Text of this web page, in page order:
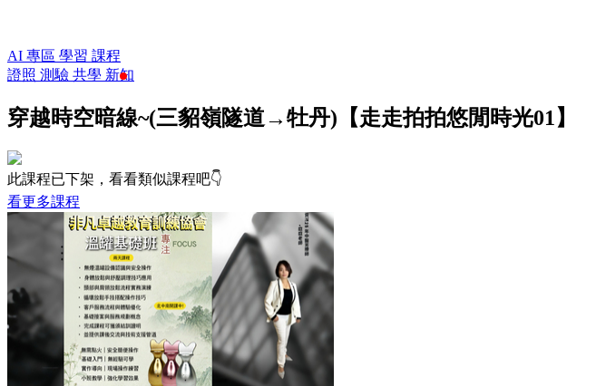
AI 專區 學習 課程
證照 測驗 共學 新知
穿越時空暗線~(三貂嶺隧道→牡丹)【走走拍拍悠閒時光01】
此課程已下架，看看類似課程吧👇
看更多課程